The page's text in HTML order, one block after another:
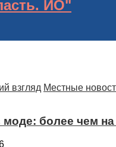
взгляд Местные
моде: более чем